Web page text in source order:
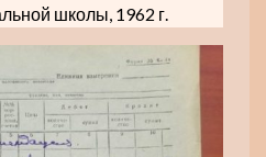
школы, 1962 г.